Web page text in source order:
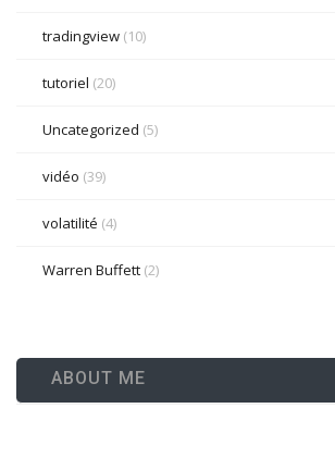
tradingview (10)
tutoriel (20)
Uncategorized (5)
vidéo (39)
volatilité (4)
Warren Buffett (2)
ABOUT ME